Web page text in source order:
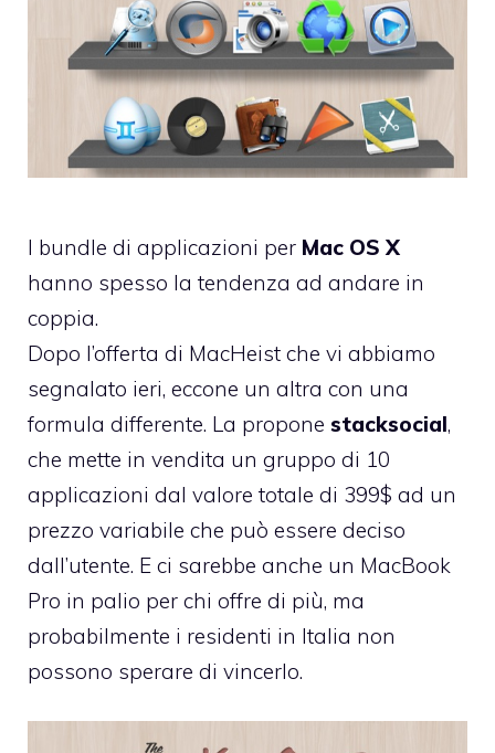
I bundle di applicazioni per Mac OS X
hanno spesso la tendenza ad andare in
coppia.
Dopo l’offerta di MacHeist che vi abbiamo
segnalato ieri, eccone un altra con una
formula differente. La propone stacksocial,
che mette in vendita un gruppo di 10
applicazioni dal valore totale di 399$ ad un
prezzo variabile che può essere deciso
dall’utente. E ci sarebbe anche un MacBook
Pro in palio per chi offre di più, ma
probabilmente i residenti in Italia non
possono sperare di vincerlo.